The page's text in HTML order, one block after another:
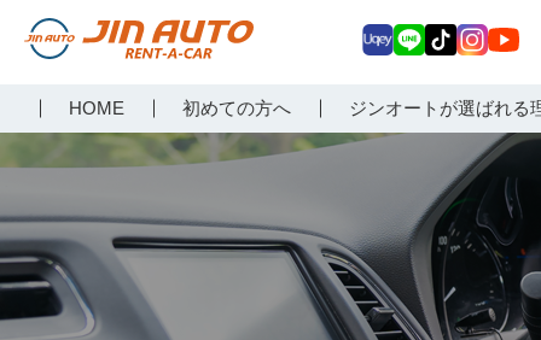
らジンオートレンタカー
HOME 初めての方へ ジンオートが選ばれる
ey E
Tokagr
am
uT
ub